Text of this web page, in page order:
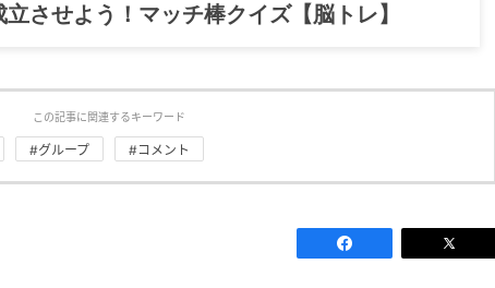
旅行記……全部、読めます。
この記事に関連するキーワード
#グループ #コメント